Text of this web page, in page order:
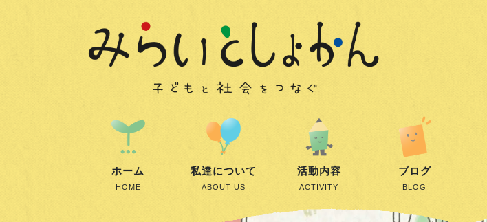
ホーム
HOME
私達について
ABOUT US
活動内容
ACTIVITY
ブログ
BLOG